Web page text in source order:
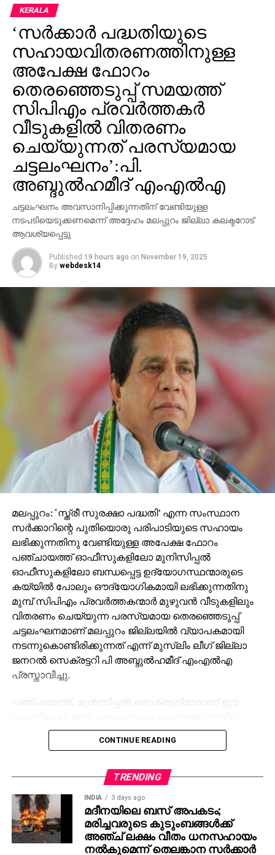
ഉപയോക്താക്കളെയാണ് 15ആര്‍ ലക്ഷ്യമിടുന്നത്.
ഫോണിന്റെ പൂര്‍ണ്ണ സവിശേഷതകളും ഇന്ത്യയിലെ
ലോഞ്ച് തീയതിയും അടുത്ത ദിവസങ്ങളില്‍
വണ്‍പ്ലസ് ഔദ്യോഗികമായി പ്രഖ്യാപിക്കുമെന്ന്
പ്രതീക്ഷിക്കുന്നു.
KERALA
‘സര്‍ക്കാര്‍ പദ്ധതിയുടെ
സഹായവിതരണത്തിനുള്ള
അപേക്ഷ ഫോറം
തെരഞ്ഞെടുപ്പ് സമയത്ത്
സിപിഎം പ്രവര്‍ത്തകര്‍
വീടുകളില്‍ വിതരണം
ചെയ്യുന്നത് പരസ്യമായ
ചട്ടലംഘനം’:പി.
അബ്ദുല്‍ഹമീദ് എംഎല്‍എ
ചട്ടലംഘനം അവസാനിപ്പിക്കുന്നതിന് വേണ്ടിയുള്ള
നടപടിയെടുക്കണമെന്ന് അദ്ദേഹം മലപ്പുറം ജില്ലാ കലക്ടറോട്
ആവശ്യപ്പെട്ടു
Published 19 hours ago on November 19, 2025
By webdesk14
മലപ്പുറം: ‘സ്ത്രീ സുരക്ഷാ പദ്ധതി’ എന്ന സംസ്ഥാന
സര്‍ക്കാറിന്റെ പുതിയൊരു പരിപാടിയുടെ സഹായം
ലഭിക്കുന്നതിനു വേണ്ടിയുള്ള അപേക്ഷ ഫോറം
പഞ്ചായത്ത് ഓഫീസുകളിലോ മുനിസിപ്പല്‍
ഓഫീസുകളിലോ ബന്ധപ്പെട്ട ഉദ്യോഗസ്ഥന്മാരുടെ
കയ്യില്‍ പോലും ഔദ്യോഗികമായി ലഭിക്കുന്നതിനു
മുമ്പ് സിപിഎം പ്രവര്‍ത്തകന്മാര്‍ മുഴുവന്‍ വീടുകളിലും
വിതരണം ചെയ്യുന്ന പരസ്യമായ തെരഞ്ഞെടുപ്പ്
ചട്ടലംഘനമാണ് മലപ്പുറം ജില്ലയില്‍ വ്യാപകമായി
നടന്നുകൊണ്ടിരിക്കുന്നത് എന്ന് മുസ്‌ലിം ലീഗ് ജില്ലാ
ജനറല്‍ സെക്രട്ടറി പി അബ്ദുല്‍ഹമീദ് എംഎല്‍എ
പ്രസ്താവിച്ചു.
പഞ്ചായത്ത്, മുന്‍സിപ്പല്‍ സെക്രട്ടറിമാരാണ് ഈ
വേണ്ടിയുള്ള അപേക്ഷകള്‍ ക്ഷണിക്കേണ്ടത് എന്ന്
സര്‍ക്കാര്‍ ഉത്തരവില്‍ പറയുന്നുണ്ട്. പക്ഷേ ഒരു
ക്ഷണിച്ചിട്ടില്ല. അവരൊന്നും ഈ വിവരം അറിഞ്ഞിട്ടു
പോലുമില്ലെന്നും അദ്ദേഹം പറഞ്ഞു.
തദ്ദേശസ്വയംഭരണ സ്ഥാപനങ്ങളിലേക്കുള്ള
തെരഞ്ഞെടുപ്പ് നടക്കുന്ന സമയത്ത് മുഴുവന്‍
വീടുകളിലും നോട്ടീസ് വിതരണം ചെയ്യുന്നതുപോലെ
CONTINUE READING
TRENDING
INDIA 3 days ago
മദീനയിലെ ബസ് അപകടം;
മരിച്ചവരുടെ കുടുംബങ്ങള്‍ക്ക്
അഞ്ച് ലക്ഷം വീതം ധനസഹായം
നല്‍കുമെന്ന് തെലങ്കാന സര്‍ക്കാര്‍